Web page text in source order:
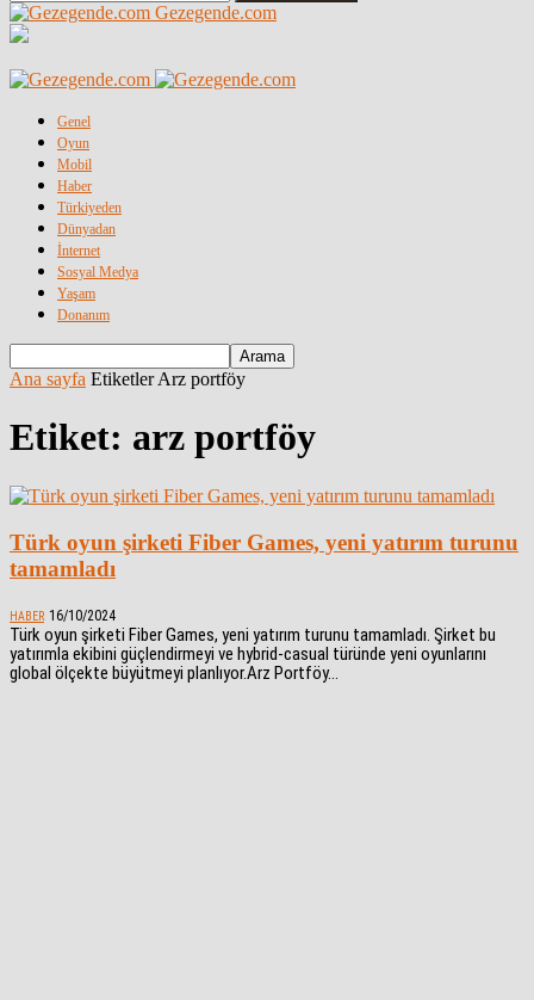
Gezegende.com
Genel
Oyun
Mobil
Haber
Türkiyeden
Dünyadan
İnternet
Sosyal Medya
Yaşam
Donanım
Ana sayfa Etiketler Arz portföy
Etiket: arz portföy
Türk oyun şirketi Fiber Games, yeni yatırım turunu
tamamladı
HABER 16/10/2024
Türk oyun şirketi Fiber Games, yeni yatırım turunu tamamladı. Şirket bu
yatırımla ekibini güçlendirmeyi ve hybrid-casual türünde yeni oyunlarını
global ölçekte büyütmeyi planlıyor.Arz Portföy...